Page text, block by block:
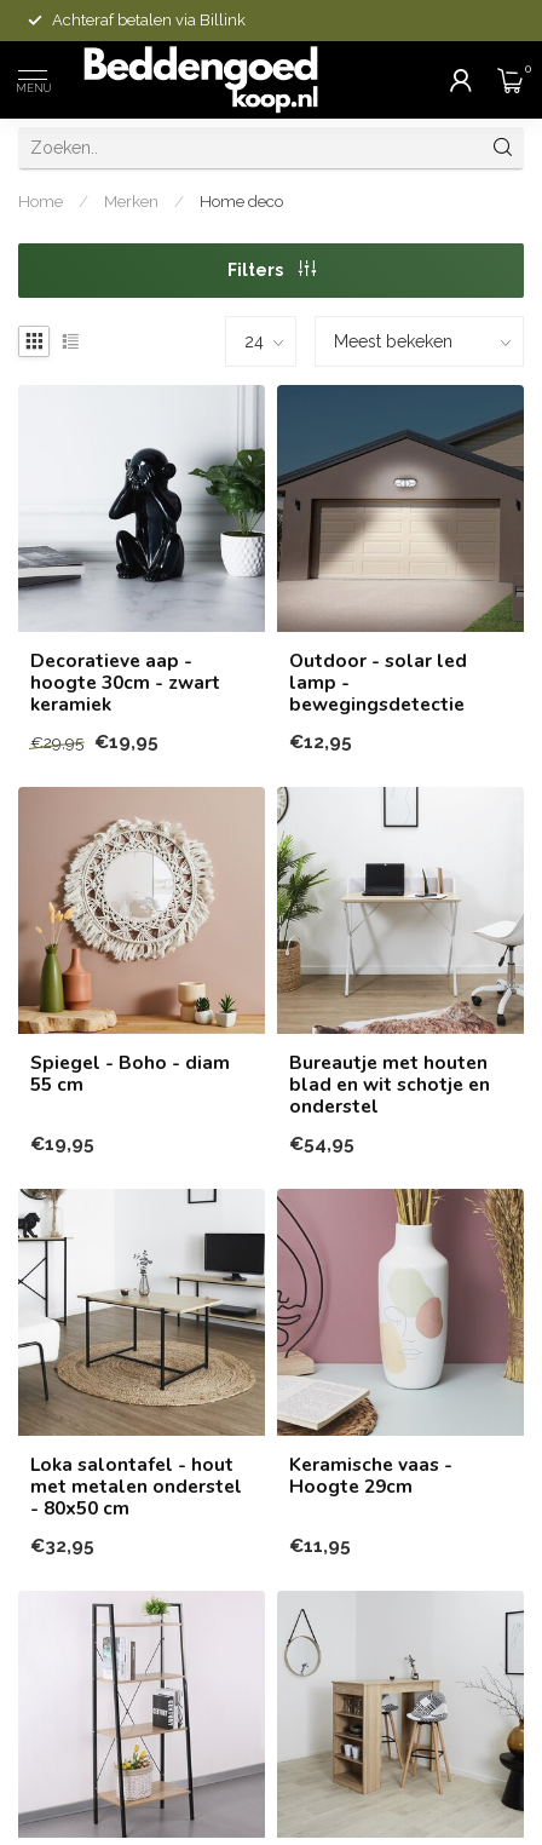
Achteraf betalen via Billink
MENU
0
Home / Merken / Home deco
Filters
Decoratieve aap -
hoogte 30cm - zwart
keramiek
€29,95 €19,95
Outdoor - solar led
lamp -
bewegingsdetectie
€12,95
Spiegel - Boho - diam
55 cm
€19,95
Bureautje met houten
blad en wit schotje en
onderstel
€54,95
Loka salontafel - hout
met metalen onderstel
- 80x50 cm
€32,95
Keramische vaas -
Hoogte 29cm
€11,95